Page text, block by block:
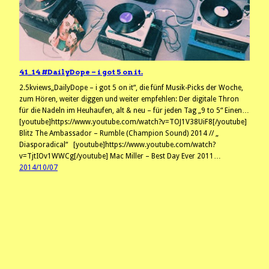
41_14 #DailyDope – i got 5 on it.
2.5kviews„DailyDope – i got 5 on it“, die fünf Musik-Picks der Woche,
zum Hören, weiter diggen und weiter empfehlen: Der digitale Thron
für die Nadeln im Heuhaufen, alt & neu – für jeden Tag „9 to 5“ Einen…
[youtube]https://www.youtube.com/watch?v=TOJ1V38UiF8[/youtube]
Blitz The Ambassador – Rumble (Champion Sound) 2014 // „
Diasporadical“ [youtube]https://www.youtube.com/watch?
v=TjtIOv1WWCg[/youtube] Mac Miller – Best Day Ever 2011…
2014/10/07